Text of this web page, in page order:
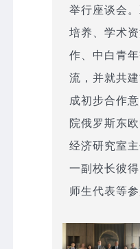
举行座谈会
培养、学术
作、中白青
流，并就共
成初步合作
院俄罗斯东
经济研究室
一副校长彼
师生代表等参